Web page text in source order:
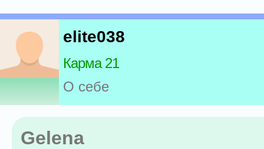
elite038
Карма 21
О себе
Gelena